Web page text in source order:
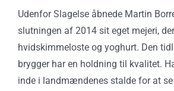
Udenfor Slagelse åbnede Martin
slutningen af 2014 sit eget mejeri,
hvidskimmeloste og yoghurt. Den
brygger har en holdning til kvalitet.
inde i landmændenes stalde for at se